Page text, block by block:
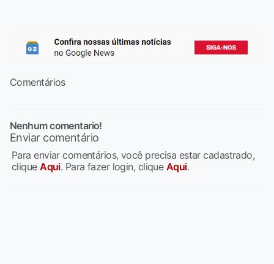
Comentários
Nenhum comentario!
Enviar comentário
Para enviar comentários, você precisa estar cadastrado,
cliqueAqui. Para fazer login, clique Aqui.